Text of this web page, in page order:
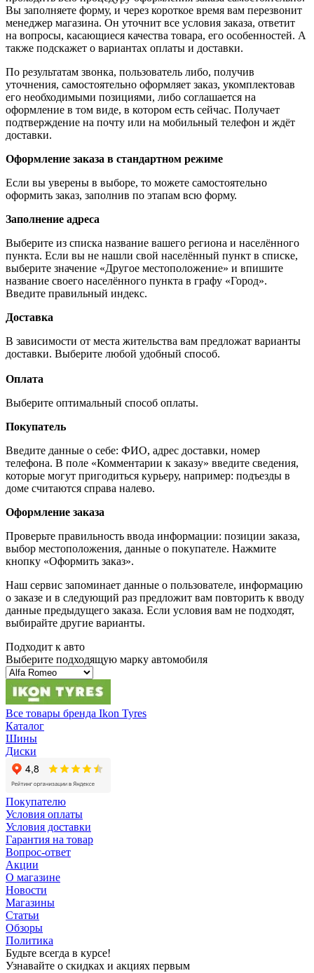
Вы заполняете форму, и через короткое время вам перезвонит
менеджер магазина. Он уточнит все условия заказа, ответит
на вопросы, касающиеся качества товара, его особенностей. А
также подскажет о вариантах оплаты и доставки.
По результатам звонка, пользователь либо, получив
уточнения, самостоятельно оформляет заказ, укомплектовав
его необходимыми позициями, либо соглашается на
оформление в том виде, в котором есть сейчас. Получает
подтверждение на почту или на мобильный телефон и ждёт
доставки.
Оформление заказа в стандартном режиме
Если вы уверены в выборе, то можете самостоятельно
оформить заказ, заполнив по этапам всю форму.
Заполнение адреса
Выберите из списка название вашего региона и населённого
пункта. Если вы не нашли свой населённый пункт в списке,
выберите значение «Другое местоположение» и впишите
название своего населённого пункта в графу «Город».
Введите правильный индекс.
Доставка
В зависимости от места жительства вам предложат варианты
доставки. Выберите любой удобный способ.
Оплата
Выберите оптимальный способ оплаты.
Покупатель
Введите данные о себе: ФИО, адрес доставки, номер
телефона. В поле «Комментарии к заказу» введите сведения,
которые могут пригодиться курьеру, например: подъезды в
доме считаются справа налево.
Оформление заказа
Проверьте правильность ввода информации: позиции заказа,
выбор местоположения, данные о покупателе. Нажмите
кнопку «Оформить заказ».
Наш сервис запоминает данные о пользователе, информацию
о заказе и в следующий раз предложит вам повторить к вводу
данные предыдущего заказа. Если условия вам не подходят,
выбирайте другие варианты.
Подходит к авто
Выберите подходящую марку автомобиля
Все товары бренда Ikon Tyres
Каталог
Шины
Диски
Покупателю
Условия оплаты
Условия доставки
Гарантия на товар
Вопрос-ответ
Акции
О магазине
Новости
Магазины
Статьи
Обзоры
Политика
Будьте всегда в курсе!
Узнавайте о скидках и акциях первым